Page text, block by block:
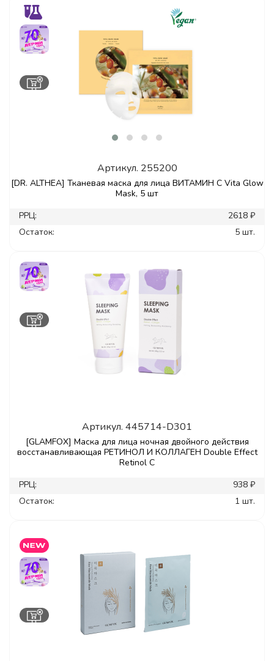
Артикул. 255200
[DR. ALTHEA] Тканевая маска для лица ВИТАМИН С Vita Glow
Mask, 5 шт
РРЦ:
2618 ₽
Остаток:
5 шт.
Артикул. 445714-D301
[GLAMFOX] Маска для лица ночная двойного действия
восстанавливающая РЕТИНОЛ И КОЛЛАГЕН Double Effect
Retinol C
РРЦ:
938 ₽
Остаток:
1 шт.